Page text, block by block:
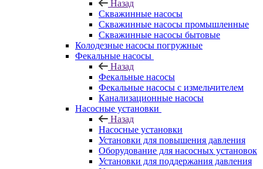
Назад
Скважинные насосы
Скважинные насосы промышленные
Скважинные насосы бытовые
Колодезные насосы погружные
Фекальные насосы
Назад
Фекальные насосы
Фекальные насосы с измельчителем
Канализационные насосы
Насосные установки
Назад
Насосные установки
Установки для повышения давления
Оборудование для насосных установок
Установки для поддержания давления